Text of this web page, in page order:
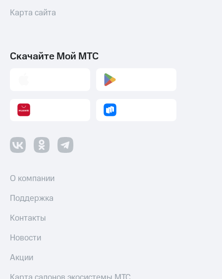
Карта сайта
Скачайте Мой МТС
О компании
Поддержка
Контакты
Новости
Акции